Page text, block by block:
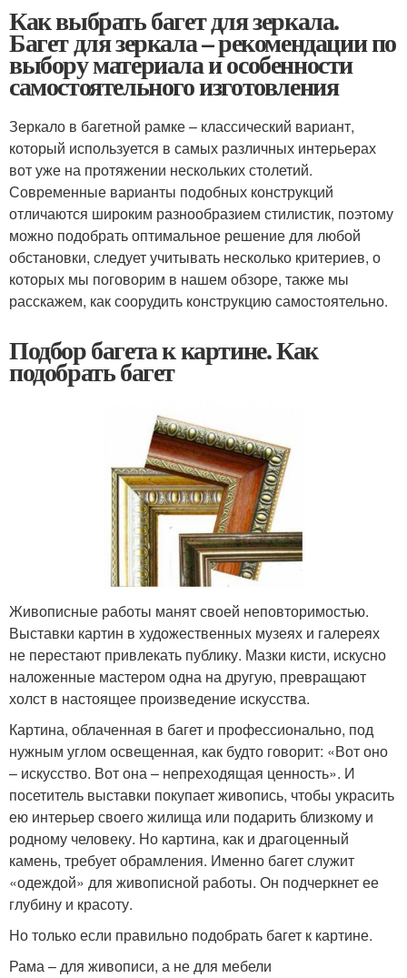
Как выбрать багет для зеркала.
Багет для зеркала – рекомендации по
выбору материала и особенности
самостоятельного изготовления
Зеркало в багетной рамке – классический вариант,
который используется в самых различных интерьерах
вот уже на протяжении нескольких столетий.
Современные варианты подобных конструкций
отличаются широким разнообразием стилистик, поэтому
можно подобрать оптимальное решение для любой
обстановки, следует учитывать несколько критериев, о
которых мы поговорим в нашем обзоре, также мы
расскажем, как соорудить конструкцию самостоятельно.
Подбор багета к картине. Как
подобрать багет
Живописные работы манят своей неповторимостью.
Выставки картин в художественных музеях и галереях
не перестают привлекать публику. Мазки кисти, искусно
наложенные мастером одна на другую, превращают
холст в настоящее произведение искусства.
Картина, облаченная в багет и профессионально, под
нужным углом освещенная, как будто говорит: «Вот оно
– искусство. Вот она – непреходящая ценность». И
посетитель выставки покупает живопись, чтобы украсить
ею интерьер своего жилища или подарить близкому и
родному человеку. Но картина, как и драгоценный
камень, требует обрамления. Именно багет служит
«одеждой» для живописной работы. Он подчеркнет ее
глубину и красоту.
Но только если правильно подобрать багет к картине.
Рама – для живописи, а не для мебели